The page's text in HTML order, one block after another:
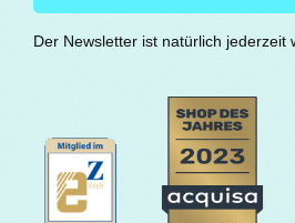
Der Newsletter ist natürlich jederzeit